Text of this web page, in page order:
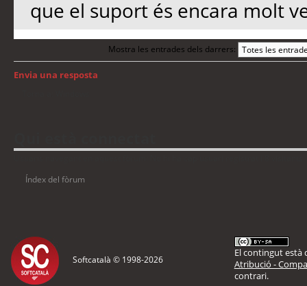
que el suport és encara molt
Mostra les entrades dels darrers:
Envia una resposta
Índex del fòrum
Softcatalà © 1998-2026
El contingut està
Atribució -
contrari.